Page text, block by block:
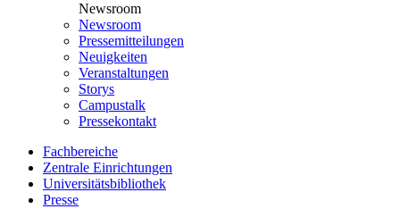
Newsroom
Newsroom
Pressemitteilungen
Neuigkeiten
Veranstaltungen
Storys
Campustalk
Pressekontakt
Fachbereiche
Zentrale Einrichtungen
Universitätsbibliothek
Presse